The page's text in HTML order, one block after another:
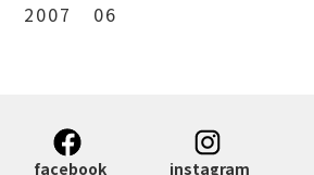
2007
06
facebook instagram